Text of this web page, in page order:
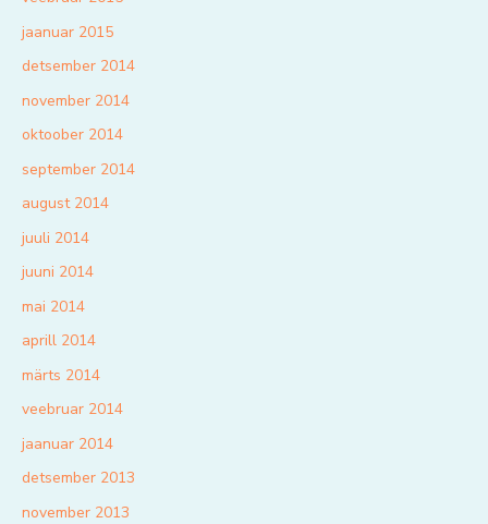
jaanuar 2015
detsember 2014
november 2014
oktoober 2014
september 2014
august 2014
juuli 2014
juuni 2014
mai 2014
aprill 2014
märts 2014
veebruar 2014
jaanuar 2014
detsember 2013
november 2013